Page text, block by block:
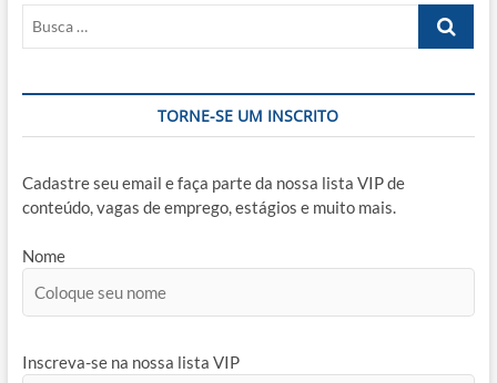
Busca
TORNE-SE UM INSCRITO
Cadastre seu email e faça parte da nossa lista VIP de
conteúdo, vagas de emprego, estágios e muito mais.
Nome
Inscreva-se na nossa lista VIP